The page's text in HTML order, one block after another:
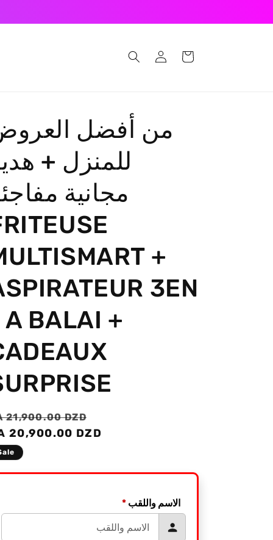
Log
in
Cart
من أفضل
للمنزل +
مجانية
+
3EN
A BALAI +
21,900.00 DZD
price
20,900.00 DZD
الاسم واللقب *